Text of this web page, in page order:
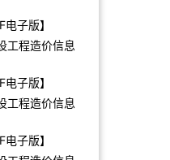
电子版】
工程造价信息
电子版】
工程造价信息
电子版】